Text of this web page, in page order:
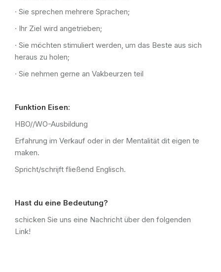
· Sie sprechen mehrere Sprachen;
· Ihr Ziel wird angetrieben;
· Sie möchten stimuliert werden, um das Beste aus sich
heraus zu holen;
· Sie nehmen gerne an Vakbeurzen teil
Funktion Eisen:
HBO//WO-Ausbildung
Erfahrung im Verkauf oder in der Mentalität dit eigen te
maken.
Spricht/schrijft fließend Englisch.
Hast du eine Bedeutung?
schicken Sie uns eine Nachricht über den folgenden
Link!